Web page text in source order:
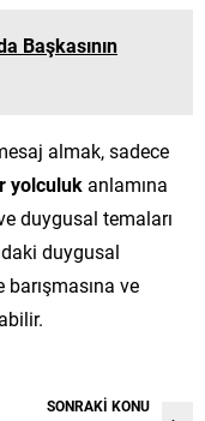
Başkasının
almak, sadece
yolculuk anlamına
duygusal temaları
duygusal
ve
SONRAKİ KONU